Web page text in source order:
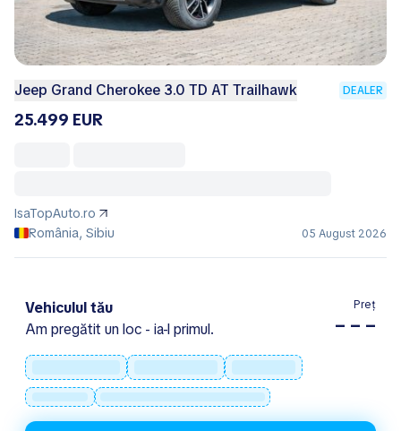
Jeep Grand Cherokee 3.0 TD AT Trailhawk DEALER
25.499 EUR
IsaTopAuto.ro
România, Sibiu
05 August 2026
Vehiculul tău
Am pregătit un loc - ia-l primul.
Preț
– – –